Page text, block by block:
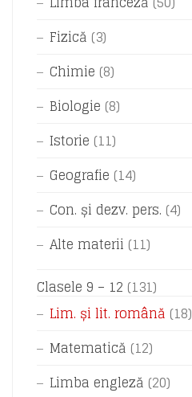
Fizică (3)
Chimie (8)
Biologie (8)
Istorie (11)
Geografie (14)
Con. și dezv. pers. (4)
Alte materii (11)
Clasele 9 – 12 (131)
Lim. și lit. română (18)
Matematică (12)
Limba engleză (20)